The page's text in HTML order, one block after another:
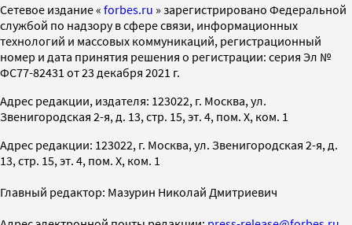
Cетевое издание « forbes.ru » зарегистрировано Федеральной
службой по надзору в сфере связи, информационных
технологий и массовых коммуникаций, регистрационный
номер и дата принятия решения о регистрации: серия Эл №
ФС77-82431 от 23 декабря 2021 г.
Адрес редакции, издателя: 123022, г. Москва, ул.
Звенигородская 2-я, д. 13, стр. 15, эт. 4, пом. X, ком. 1
Адрес редакции: 123022, г. Москва, ул. Звенигородская 2-я, д.
13, стр. 15, эт. 4, пом. X, ком. 1
Главный редактор: Мазурин Николай Дмитриевич